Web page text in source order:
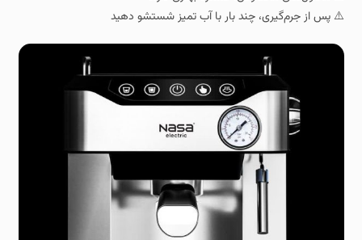
⚠️ پس از جرم‌گیری، چند بار با آب تمیز شستشو دهید